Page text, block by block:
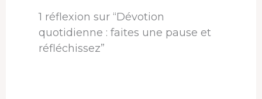
1 réflexion sur “Dévotion
quotidienne : faites une pause et
réfléchissez”